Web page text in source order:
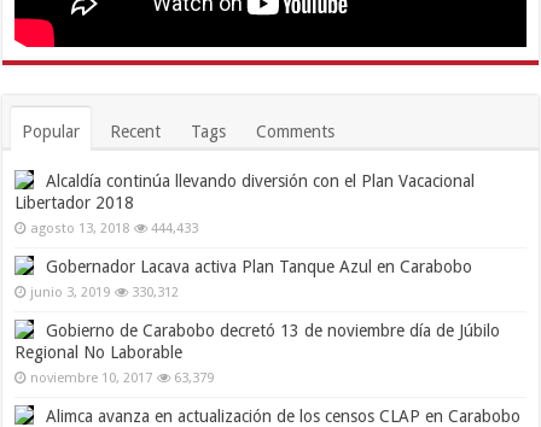
Popular Recent Tags Comments
Alcaldía continúa llevando diversión con el Plan Vacacional
Libertador 2018
agosto 13, 2018 444,433
Gobernador Lacava activa Plan Tanque Azul en Carabobo
junio 3, 2019 330,312
Gobierno de Carabobo decretó 13 de noviembre día de Júbilo
Regional No Laborable
noviembre 10, 2017 63,379
Alimca avanza en actualización de los censos CLAP en Carabobo